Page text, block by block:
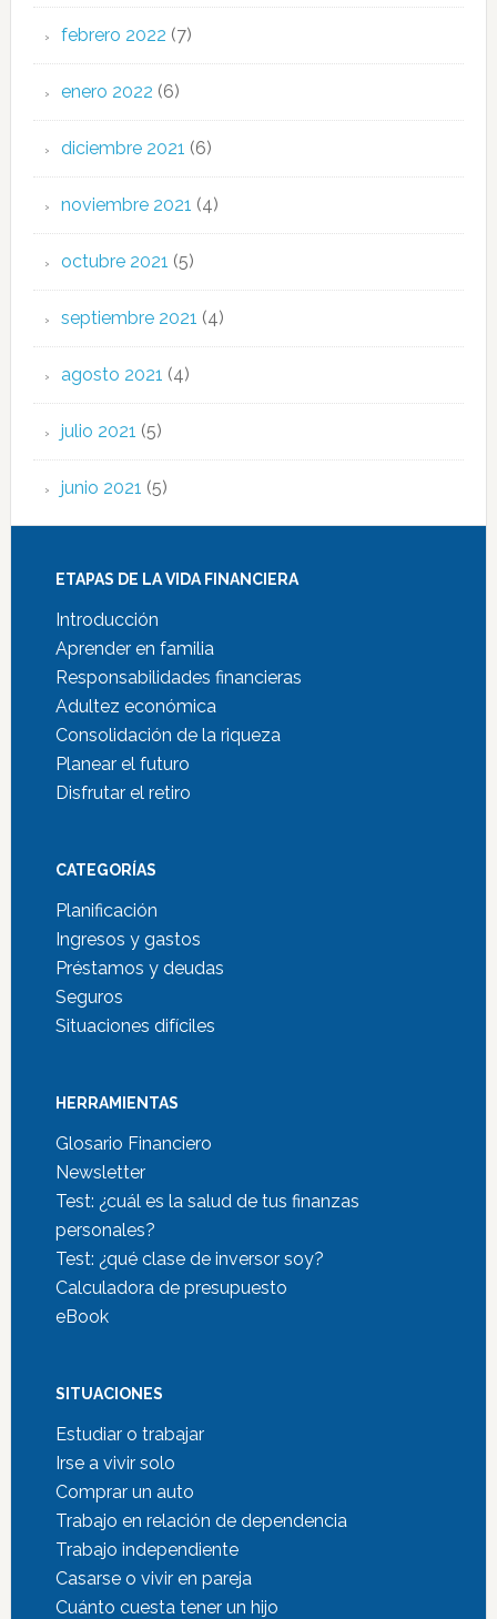
febrero 2022 (7)
enero 2022 (6)
diciembre 2021 (6)
noviembre 2021 (4)
octubre 2021 (5)
septiembre 2021 (4)
agosto 2021 (4)
julio 2021 (5)
junio 2021 (5)
ETAPAS DE LA VIDA FINANCIERA
Introducción
Aprender en familia
Responsabilidades financieras
Adultez económica
Consolidación de la riqueza
Planear el futuro
Disfrutar el retiro
CATEGORÍAS
Planificación
Ingresos y gastos
Préstamos y deudas
Seguros
Situaciones difíciles
HERRAMIENTAS
Glosario Financiero
Newsletter
Test: ¿cuál es la salud de tus finanzas
personales?
Test: ¿qué clase de inversor soy?
Calculadora de presupuesto
eBook
SITUACIONES
Estudiar o trabajar
Irse a vivir solo
Comprar un auto
Trabajo en relación de dependencia
Trabajo independiente
Casarse o vivir en pareja
Cuánto cuesta tener un hijo